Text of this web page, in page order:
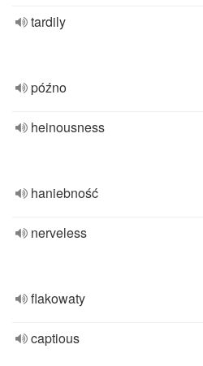
tardily
późno
heinousness
haniebność
nerveless
flakowaty
captious